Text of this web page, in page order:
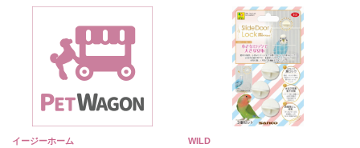
イージーホーム WILD